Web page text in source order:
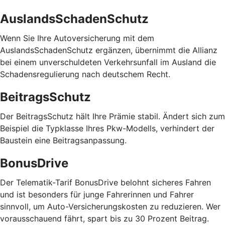
AuslandsSchadenSchutz
Wenn Sie Ihre Autoversicherung mit dem
AuslandsSchadenSchutz ergänzen, übernimmt die Allianz
bei einem unverschuldeten Verkehrsunfall im Ausland die
Schadensregulierung nach deutschem Recht.
BeitragsSchutz
Der BeitragsSchutz hält Ihre Prämie stabil. Ändert sich zum
Beispiel die Typklasse Ihres Pkw-Modells, verhindert der
Baustein eine Beitragsanpassung.
BonusDrive
Der Telematik-Tarif BonusDrive belohnt sicheres Fahren
und ist besonders für junge Fahrerinnen und Fahrer
sinnvoll, um Auto-Versicherungskosten zu reduzieren. Wer
vorausschauend fährt, spart bis zu 30 Prozent Beitrag.